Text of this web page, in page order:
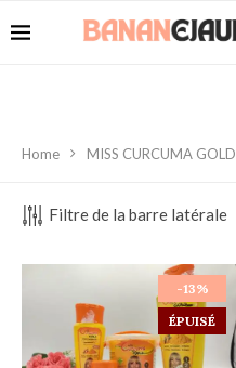
Home MISS CURCUMA GOLD
Filtre de la barre latérale
-13%
ÉPUISÉ